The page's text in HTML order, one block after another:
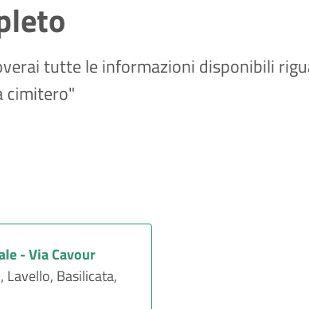
tutte le informazioni disponibili
cimitero"
- Via Cavour
Lavello, Basilicata,